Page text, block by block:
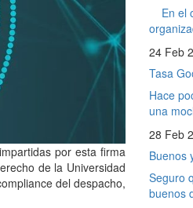
por esta firma
de la Universidad
del despacho,
En el
24 Feb
Tasa
Hace
una
28 Feb
Buenos
Seguro
buenos